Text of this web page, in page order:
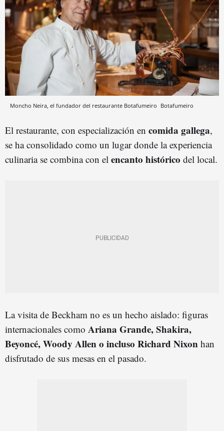
Moncho Neira, el fundador del restaurante Botafumeiro Botafumeiro
El restaurante, con especialización en comida gallega,
se ha consolidado como un lugar donde la experiencia
culinaria se combina con el encanto histórico del local.
La visita de Beckham no es un hecho aislado: figuras
internacionales como Ariana Grande, Shakira,
Beyoncé, Woody Allen o incluso Richard Nixon han
disfrutado de sus mesas en el pasado.